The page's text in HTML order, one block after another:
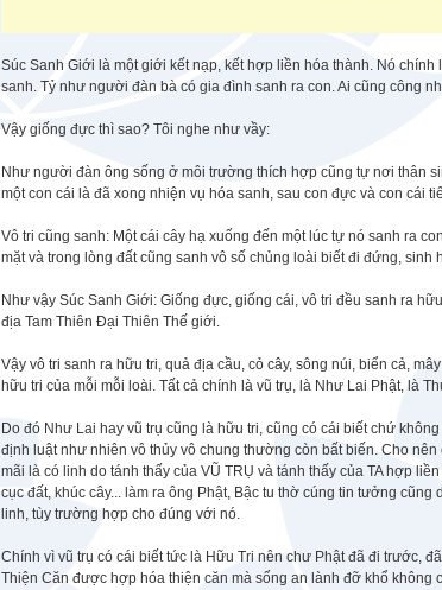
Súc Sanh Giới là một giới kết nạp, kết hợp liền hóa thành. Nó
sanh. Tỷ như người đàn bà có gia đình sanh ra con. Ai cũng công
Vậy giống đực thì sao? Tôi nghe như vầy:
Như người đàn ông sống ở môi trường thích hợp cũng tự nơi thân
một con cái là đã xong nhiện vụ hóa sanh, sau con đực và con cái
Vô tri cũng sanh: Một cái cây hạ xuống đến một lúc tự nó sanh ra
mặt và trong lòng đất cũng sanh vô số chủng loài biết đi đứng,
Như vậy Súc Sanh Giới: Giống đực, giống cái, vô tri đều sanh ra
địa Tam Thiên Đại Thiên Thế giới.
Vậy vô tri sanh ra hữu tri, quả địa cầu, cỏ cây, sông núi, biển cả,
hữu tri của mỗi mỗi loài. Tất cả chính là vũ trụ, là Như Lai Phật, là
Do đó Như Lai hay vũ trụ cũng là hữu tri, cũng có cái biết chứ
định luật như nhiên vô thủy vô chung thường còn bất biến. Cho
mãi là có linh do tánh thấy của VŨ TRỤ và tánh thấy của TA hợp
cục đất, khúc cây... làm ra ông Phật, Bậc tu thờ cúng tin tưởng
linh, tùy trường hợp cho đúng với nó.
Chính vì vũ trụ có cái biết tức là Hữu Tri nên chư Phật đã đi trước,
Thiện Căn được hợp hóa thiện căn mà sống an lành đỡ khổ